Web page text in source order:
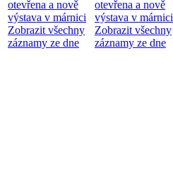
otevřena a nově
výstava v márnici
Zobrazit všechny
záznamy ze dne
otevřena a nově
výstava v márnici
Zobrazit všechny
záznamy ze dne